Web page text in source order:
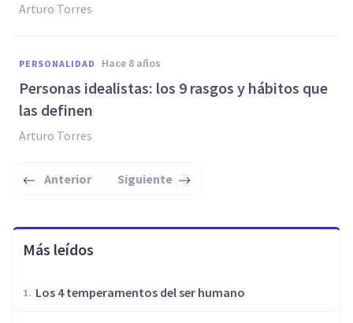
Arturo Torres
PERSONALIDAD hace 8 años
Personas idealistas: los 9 rasgos y hábitos que
las definen
Arturo Torres
Anterior Siguiente
Más leídos
Los 4 temperamentos del ser humano